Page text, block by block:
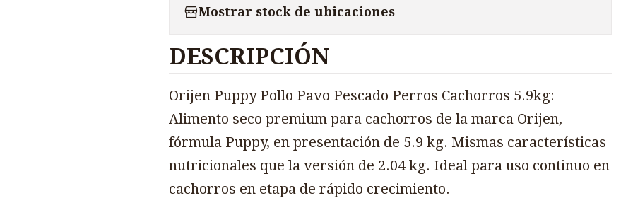
Mostrar stock de ubicaciones
DESCRIPCIÓN
Orijen Puppy Pollo Pavo Pescado Perros Cachorros 5.9kg:
Alimento seco premium para cachorros de la marca Orijen,
fórmula Puppy, en presentación de 5.9 kg. Mismas características
nutricionales que la versión de 2.04 kg. Ideal para uso continuo en
cachorros en etapa de rápido crecimiento.